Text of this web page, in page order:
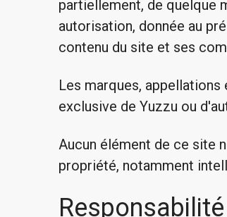
partiellement, de quelque
autorisation, donnée au
contenu du site et ses
Les marques,
exclusive de Yuzzu ou
Aucun élément de ce site
propriété, notamment
Responsabilité